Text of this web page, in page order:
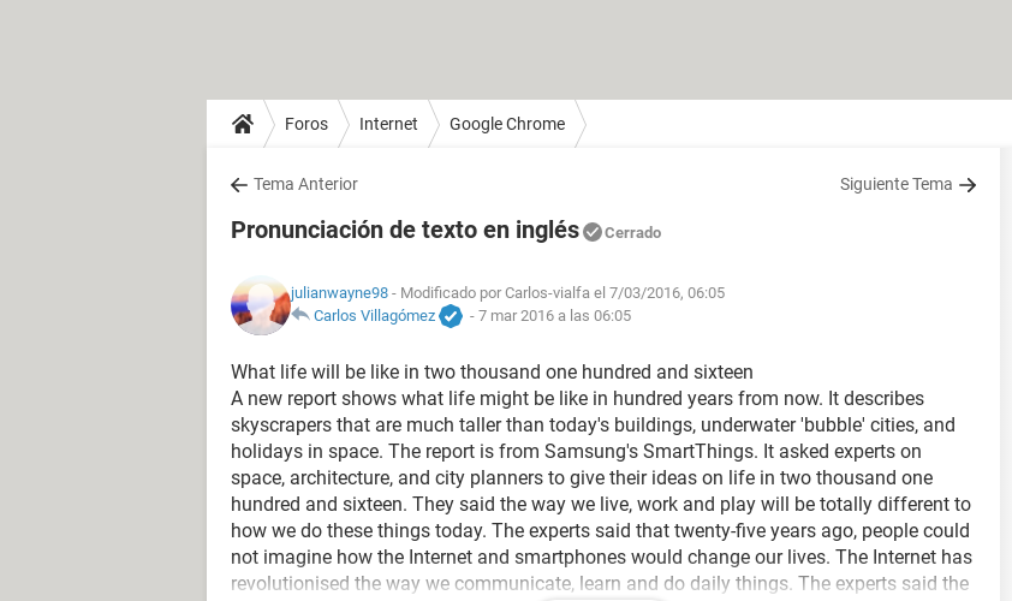
Foros Internet Google Chrome
Tema Anterior Siguiente Tema
Pronunciación de texto en inglés Cerrado
julianwayne98 - Modificado por Carlos-vialfa el 7/03/2016, 06:05
Carlos Villagómez
- 7 mar 2016 a las 06:05
What life will be like in two thousand one hundred and sixteen
A new report shows what life might be like in hundred years from now. It describes
skyscrapers that are much taller than today's buildings, underwater 'bubble' cities, and
holidays in space. The report is from Samsung's SmartThings. It asked experts on
space, architecture, and city planners to give their ideas on life in two thousand one
hundred and sixteen. They said the way we live, work and play will be totally different to
how we do these things today. The experts said that twenty-five years ago, people could
not imagine how the Internet and smartphones would change our lives. The Internet has
revolutionised the way we communicate, learn and do daily things. The experts said the